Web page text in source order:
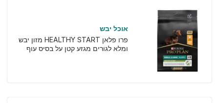
אוכל יבש
פרו פלאן HEALTHY START מזון יבש
ומלא לגורים מגזע קטן על בסיס עוף